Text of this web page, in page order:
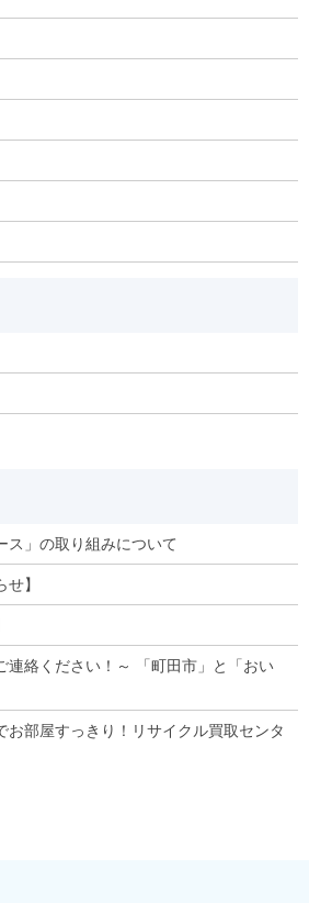
ス」の取り組みについて
】
連絡ください！～ 「町田市」と「おい
お部屋すっきり！リサイクル買取センタ